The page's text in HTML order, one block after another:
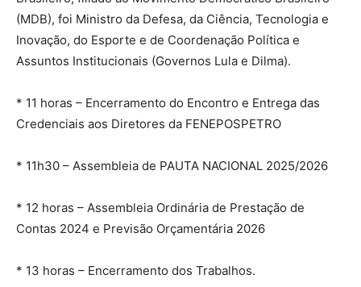
(MDB), foi Ministro da Defesa, da Ciência, Tecnologia e
Inovação, do Esporte e de Coordenação Política e
Assuntos Institucionais (Governos Lula e Dilma).
* 11 horas – Encerramento do Encontro e Entrega das
Credenciais aos Diretores da FENEPOSPETRO
* 11h30 – Assembleia de PAUTA NACIONAL 2025/2026
* 12 horas – Assembleia Ordinária de Prestação de
Contas 2024 e Previsão Orçamentária 2026
* 13 horas – Encerramento dos Trabalhos.